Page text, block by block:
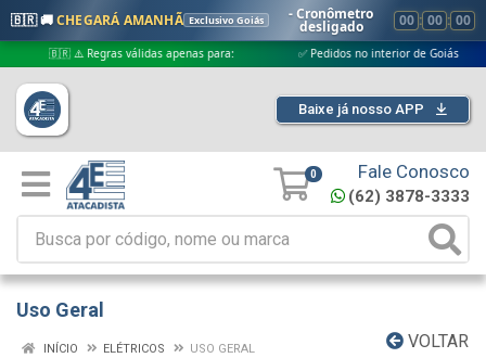
🇧🇷 🚚CHEGARÁ AMANHÃ Exclusivo Goiás - Cronômetro
desligado 00 : 00 : 00
🇧🇷 ⚠️ Regras válidas apenas para: ✅ Pedidos no interior de Goiás
Baixe já nosso APP
0 Fale Conosco
(62) 3878-3333
Uso Geral
VOLTAR
INÍCIO ELÉTRICOS USO GERAL